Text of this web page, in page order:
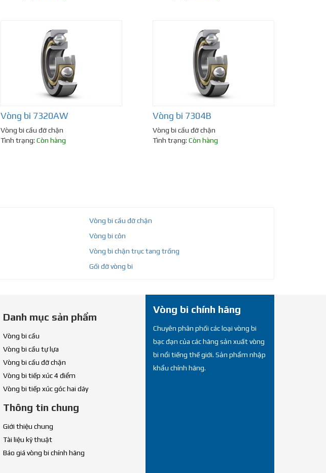
Vòng bi 7320AW
Vòng bi cầu đỡ chặn
Tình trạng: Còn hàng
Vòng bi 7304B
Vòng bi cầu đỡ chặn
Tình trạng: Còn hàng
Vòng bi cầu đỡ chặn
Vòng bi côn
Vòng bi chặn trục tang trống
Gối đỡ vòng bi
Danh mục sản phẩm
Vòng bi cầu
Vòng bi cầu tự lựa
Vòng bi cầu đỡ chặn
Vòng bi tiếp xúc 4 điểm
Vòng bi tiếp xúc góc hai dãy
Thông tin chung
Giới thiệu chung
Tài liệu kỹ thuật
Báo giá vòng bi chính hãng
Vòng bi chính hãng
Chuyên phân phối các loại vòng bi
bạc đạn của các hãng sản xuất vòng
bi nổi tiếng thế giới. Sản phẩm nhập
khẩu chính hãng.